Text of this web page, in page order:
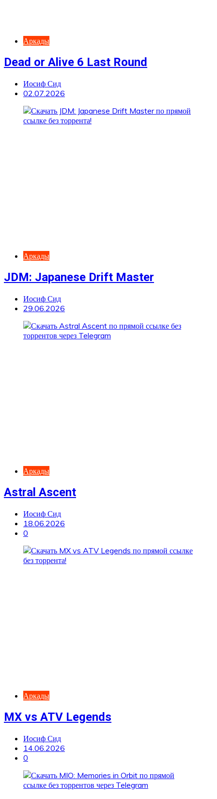
Аркады
Dead or Alive 6 Last Round
Иосиф Сид
02.07.2026
Аркады
JDM: Japanese Drift Master
Иосиф Сид
29.06.2026
Аркады
Astral Ascent
Иосиф Сид
18.06.2026
0
Аркады
MX vs ATV Legends
Иосиф Сид
14.06.2026
0